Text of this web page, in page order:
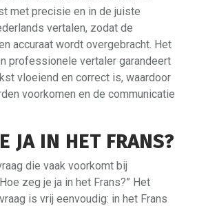
met precisie en in de juiste
vertalen, zodat de
accuraat wordt overgebracht. Het
professionele vertaler garandeert
vloeiend en correct is, waardoor
voorkomen en de communicatie
JA IN HET FRANS?
die vaak voorkomt bij
zeg je ja in het Frans?” Het
is vrij eenvoudig: in het Frans